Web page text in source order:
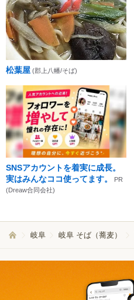
松葉屋 (郡上八幡/そば)
SNSアカウントを着実に成長。
実はみんなココ使ってます。
PR
(Dreaw合同会社)
岐阜 岐阜 そば（蕎麦）